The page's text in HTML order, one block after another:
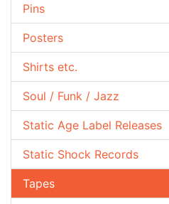
Pins
Posters
Shirts etc.
Soul / Funk / Jazz
Static Age Label Releases
Static Shock Records
Tapes